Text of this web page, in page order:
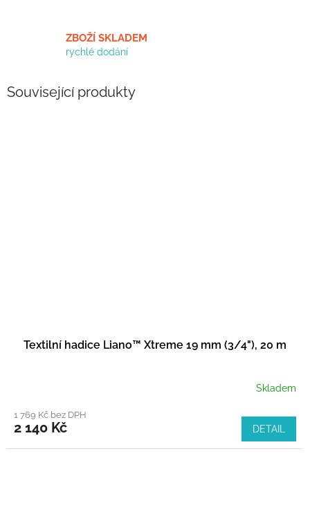
ZBOŽÍ SKLADEM
rychlé dodání
Související produkty
Textilní hadice Liano™ Xtreme 19 mm (3/4"), 20 m
Skladem
1 769 Kč bez DPH
2 140 Kč DETAIL